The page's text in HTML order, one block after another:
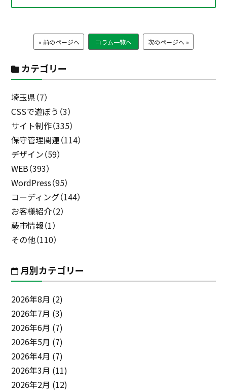
« 前のページへ コラム一覧へ 次のページへ »
カテゴリー
埼玉県（7）
CSSで遊ぼう（3）
サイト制作（335）
保守管理関連（114）
デザイン（59）
WEB（393）
WordPress（95）
コーディング（144）
お客様紹介（2）
蕨市情報（1）
その他（110）
月別カテゴリー
2026年8月 (2)
2026年7月 (3)
2026年6月 (7)
2026年5月 (7)
2026年4月 (7)
2026年3月 (11)
2026年2月 (12)